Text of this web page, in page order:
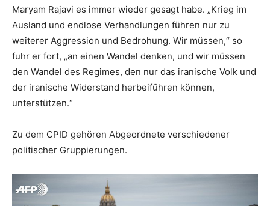
Maryam Rajavi es immer wieder gesagt habe. „Krieg im
Ausland und endlose Verhandlungen führen nur zu
weiterer Aggression und Bedrohung. Wir müssen,“ so
fuhr er fort, „an einen Wandel denken, und wir müssen
den Wandel des Regimes, den nur das iranische Volk und
der iranische Widerstand herbeiführen können,
unterstützen.“
Zu dem CPID gehören Abgeordnete verschiedener
politischer Gruppierungen.